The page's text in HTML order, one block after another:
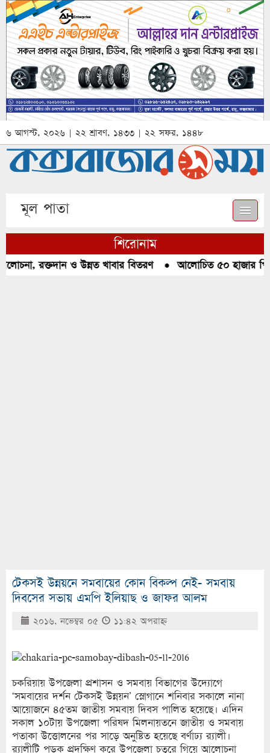
৬ আগস্ট, ২০২৬ | ২২ শ্রাবণ, ১৪৩৩ | ২২ সফর, ১৪৪৮
মূল পাতা
শিরোনাম
রক্তদান ও উন্নত খাবার বিতরণ●আলোচিত ৫০ হাজার পিস
টেকসই উন্নয়নে সমবায়ের কোন বিকল্প নেই- সমবায়
দিবসের সভায় এমপি ইলিয়াছ ও জাফর আলম
২০১৬, নভেম্বর ০৫ ১১:৪২ অপরাহ্ণ
চকরিয়ায় উপজেলা প্রশাসন ও সমবায় বিভাগের উদ্যোগে
‘সমবায়ের দর্শন টেকসই উন্নয়ন’ স্লোগানে শনিবার সকালে নানা
আয়োজনে ৪৫তম জাতীয় সমবায় দিবস পালিত হয়েছে। এদিন
সকাল ১০টায় উপজেলা পরিষদ মিলনায়তনে জাতীয় ও সমবায়
পতাকা উত্তোলনের পর সাড়ে অনুষ্টিত হয়েছে বর্ণাঢ্য র‌্যালী।
র‌্যালীটি পড়ক প্রদক্ষিণ করে উপজেলা চত্বরে গিয়ে আলোচনা